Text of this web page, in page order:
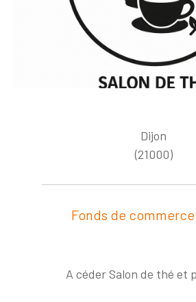
Dijon
(21000)
Fonds de commerce
A céder Salon de thé et
AFFINER LES
TERRASSE PARKING
COUPS DE COEUR